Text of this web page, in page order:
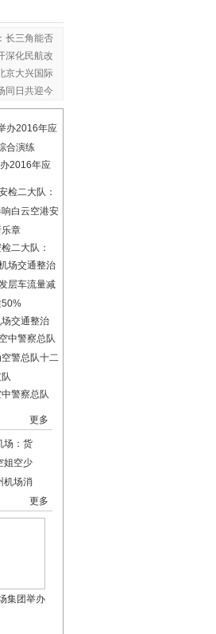
长三角能否
深化民航改
京大兴国际
同日共迎今
2016年应
二大队：
交通整治
警察总队
更多
场：货
姐空少
机场消
更多
集团举办